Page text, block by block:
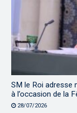
SM le Roi adresse
à l’occasion de la
28/07/2026